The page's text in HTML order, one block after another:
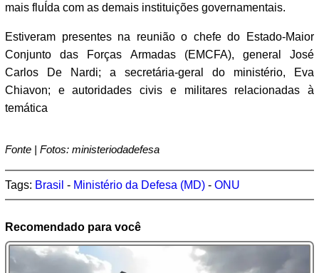
mais fluÍda com as demais instituições governamentais.
Estiveram presentes na reunião o chefe do Estado-Maior
Conjunto das Forças Armadas (EMCFA), general José
Carlos De Nardi; a secretária-geral do ministério, Eva
Chiavon; e autoridades civis e militares relacionadas à
temática
Fonte | Fotos: ministeriodadefesa
Tags: Brasil - Ministério da Defesa (MD) - ONU
Recomendado para você